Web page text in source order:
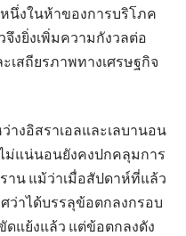
นึ่งในห้าของการบริโภค
งยิ่งเพิ่มความกังวลต่อ
สถียรภาพทางเศรษฐกิจ
างอิสราเอลและเลบานอน
แน่นอนยังคงปกคลุมการ
าน แม้ว่าเมื่อสัปดาห์ที่แล้ว
ว่าได้บรรลุข้อตกลงกรอบ
ดแย้งแล้ว แต่ข้อตกลงดัง